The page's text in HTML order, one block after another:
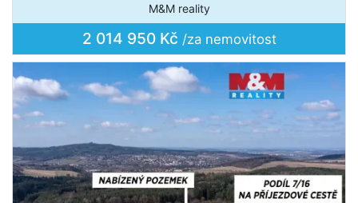
M&M reality
2 014 950 Kč /za nemovitost